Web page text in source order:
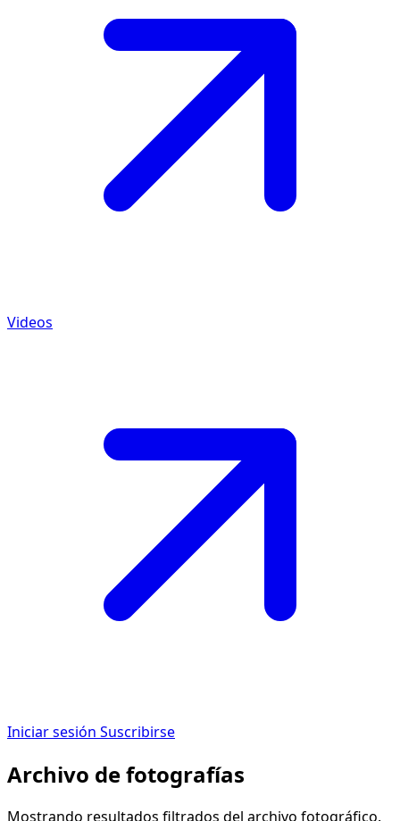
Videos
Iniciar sesión Suscribirse
Archivo de fotografías
Mostrando resultados filtrados del archivo fotográfico.